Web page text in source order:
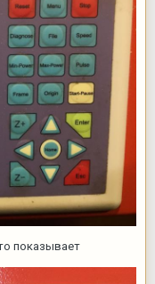
показывает